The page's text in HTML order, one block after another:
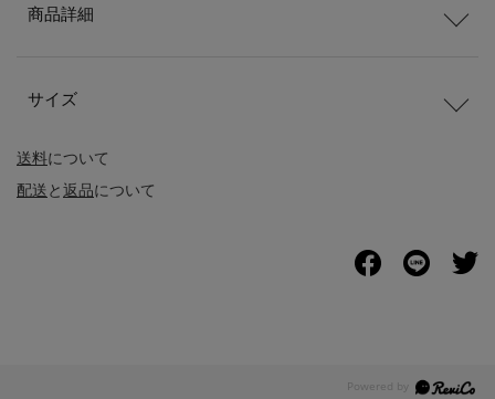
送料について
配送と返品について
商品詳細
サイズ